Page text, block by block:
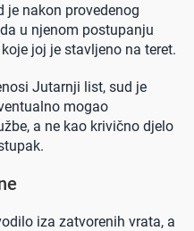
je nakon provedenog
u njenom postupanju
joj je stavljeno na teret.
Jutarnji list, sud je
mogao
a ne kao krivično djelo
iza zatvorenih vrata, a